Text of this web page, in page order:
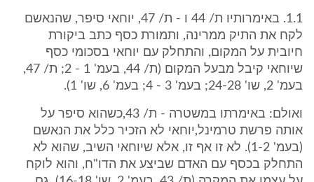
1.1. באימרותיו ת/ 44 ו - ת/ 47, יוחאי סיפר, שהנאשם
לקח את התיק ממרינה, ותמורת כסף כתב ביקורת
חיובית על המקום, והתחלק עם יוחאי בסכומי כסף
שיוחאי קיבל מבעל המקום (ת/ 44, בעמ' 1 - 2; ת/ 47,
בעמ' 2, שו' 24-28; בעמ' 3 - 4; בעמ' 6, שו' 1).
ואולם: באימרתו במשטרה - ת/ 43,כשהוא סיפר על
אותה פרשת טרמינל,יוחאי לא הזכיר כלל את הנאשם
(בעמ' 1-2). לא זו אף זו, אלא שיוחאי השיב, שהוא לא
התחלק בכסף עם האדם שביצע את הדו"ח, והוא לוקח